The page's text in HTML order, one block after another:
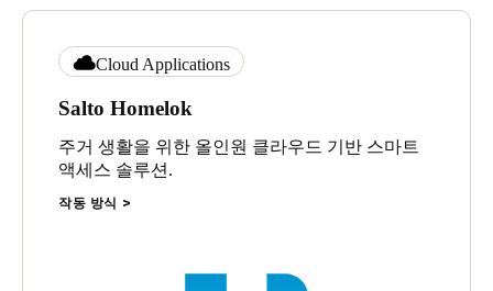
Cloud Applications
Salto Homelok
주거 생활을 위한 올인원 클라우드 기반 스마트
액세스 솔루션.
작동 방식